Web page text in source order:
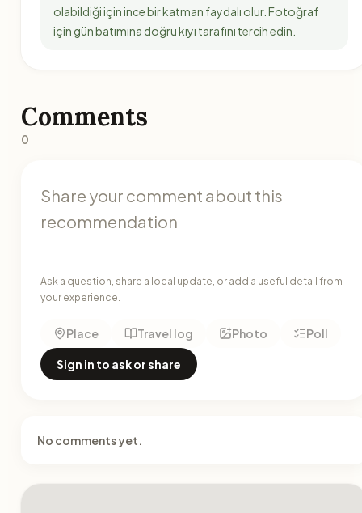
olabildiği için ince bir katman faydalı olur. Fotoğraf
için gün batımına doğru kıyı tarafını tercih edin.
Comments
0
Ask a question, share a local update, or add a useful detail from
your experience.
Place Travel log Photo Poll
Sign in to ask or share
No comments yet.